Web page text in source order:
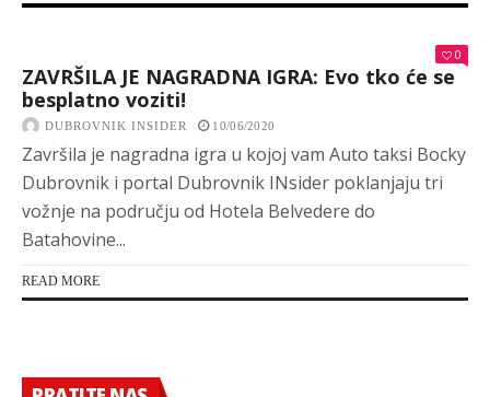
0
ZAVRŠILA JE NAGRADNA IGRA: Evo tko će se
besplatno voziti!
DUBROVNIK INSIDER 10/06/2020
Završila je nagradna igra u kojoj vam Auto taksi Bocky
Dubrovnik i portal Dubrovnik INsider poklanjaju tri
vožnje na području od Hotela Belvedere do
Batahovine...
READ MORE